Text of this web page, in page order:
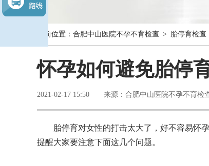
当前位置： 合肥中山医院不孕不育检查 > 胎停育检查
怀孕如何避免胎停
2021-02-17 15:50 来源：合肥中山医院不孕不育检
胎停育对女性的打击太大了，好不容易怀
提醒大家要注意下面这几个问题。